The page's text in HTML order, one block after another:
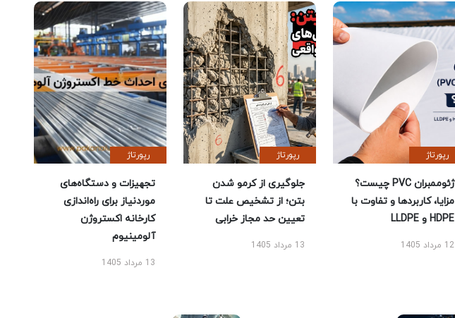
رپورتاژ
ژئوممبران PVC چیست؟
مزایا، کاربردها و تفاوت با
HDPE و LLDPE
12 مرداد 1405
رپورتاژ
جلوگیری از کرمو شدن
بتن؛ از تشخیص علت تا
تعیین حد مجاز خرابی
13 مرداد 1405
رپورتاژ
تجهیزات و دستگاه‌های
موردنیاز برای راه‌اندازی
کارخانه اکستروژن
آلومینیوم
13 مرداد 1405